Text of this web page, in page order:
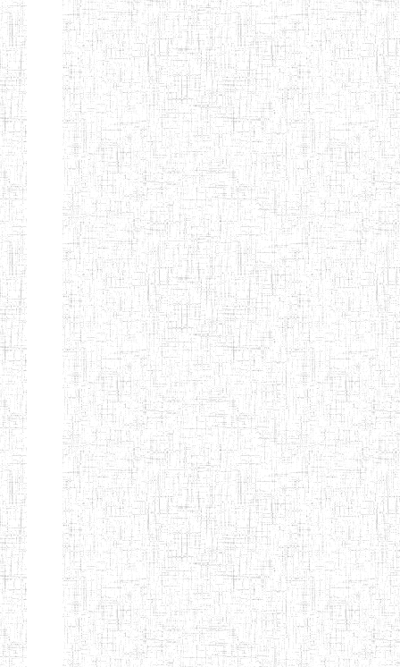
BAFOUSSAM
ENIET DE
BAFOUSSAM-
BALENG
13/08/2013 ENIET Public
ENIEG DE
BANGANTE
02/05/2001 ENIEG Public
ENIEG DE
FOUMBAN
26/08/1975 ENIEG Public
ENIEG DE
SANGMELIMA
30/06/1984 ENIEG Public
ENBIEG
D'EBOLOWA
01/01/1975 ENIEG Public
ENIET
D'EBOLOWA
04/10/2012 ENIET Public
ENIEG DE
KRIBI
01/09/1986 ENIEG Public
ENIEG DE
MVENGUE
08/09/2003 ENIEG Public
ENIEG
02/05/2001 ENIEG Public